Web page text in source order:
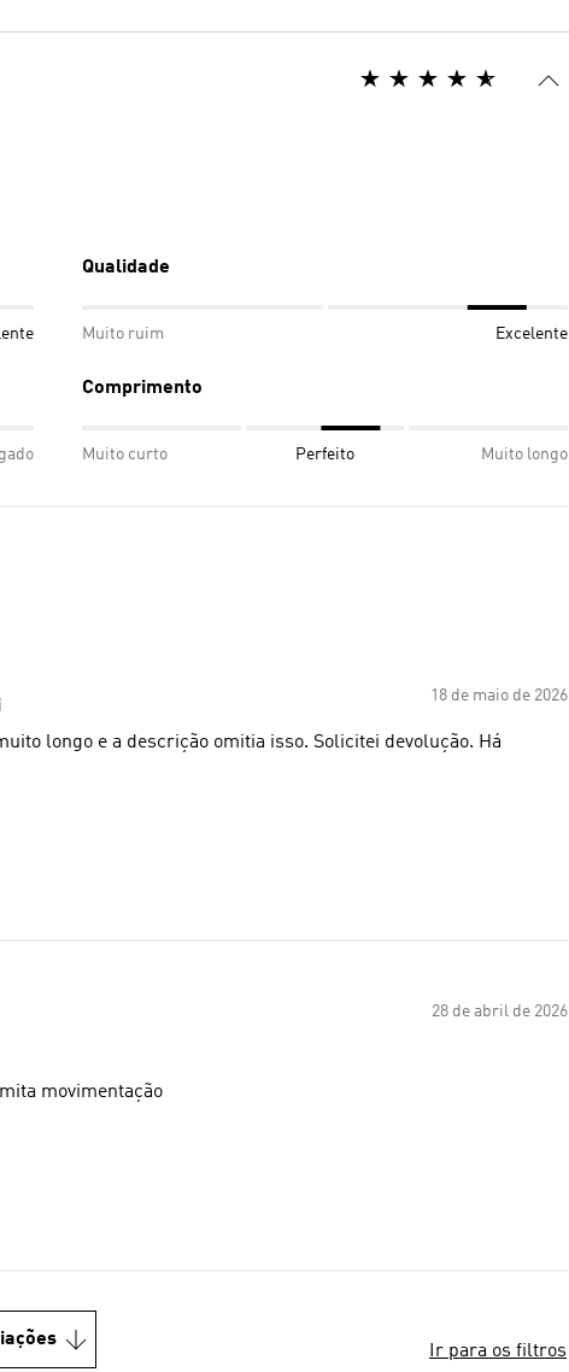
Qualidade
Muito ruim Excelente
Comprimento
Muito curto Perfeito Muito longo
18 de maio de 2026
longo e a descrição omitia isso. Solicitei devolução. Há
28 de abril de 2026
movimentação
Ir para os filtros